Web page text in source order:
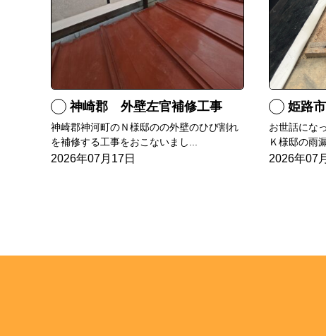
神崎郡 外壁左官補修工事
神崎郡神河町のＮ様邸のの外壁のひび割れ
を補修する工事をおこないまし...
2026年07月17日
姫路
お世話にな
Ｋ様邸の雨
2026年07